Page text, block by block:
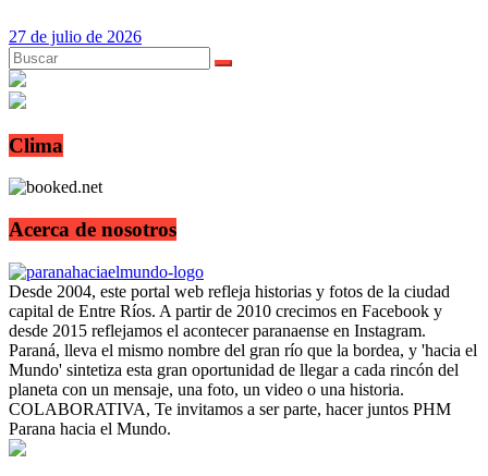
27 de julio de 2026
Clima
Acerca de nosotros
Desde 2004, este portal web refleja historias y fotos de la ciudad
capital de Entre Ríos. A partir de 2010 crecimos en Facebook y
desde 2015 reflejamos el acontecer paranaense en Instagram.
Paraná, lleva el mismo nombre del gran río que la bordea, y 'hacia el
Mundo' sintetiza esta gran oportunidad de llegar a cada rincón del
planeta con un mensaje, una foto, un video o una historia.
COLABORATIVA, Te invitamos a ser parte, hacer juntos PHM
Parana hacia el Mundo.